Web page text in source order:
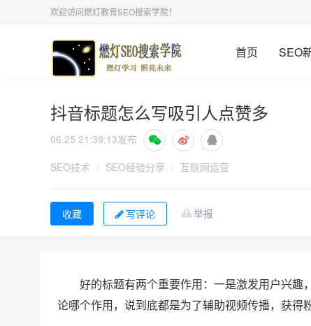
欢迎访问燃灯教育SEO搜索学院！
首页 SEO
抖音标题怎么写吸引人点赞多
06.25 21:39:13发布
SEO技术 / SEO经验分享 / 互联网运营
举报
写评论
好的标题有两个重要作用：一是激发用户兴
论哪个作用，说到底都是为了辅助视频传播，获得